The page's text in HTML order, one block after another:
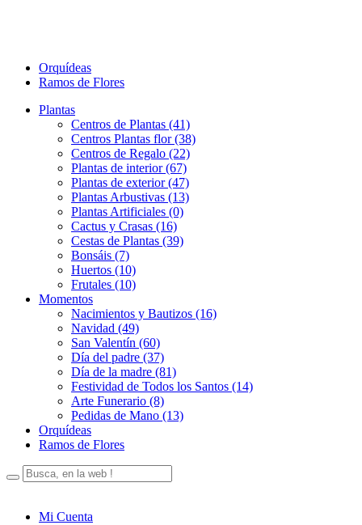
Orquídeas
Ramos de Flores
Plantas
Centros de Plantas (41)
Centros Plantas flor (38)
Centros de Regalo (22)
Plantas de interior (67)
Plantas de exterior (47)
Plantas Arbustivas (13)
Plantas Artificiales (0)
Cactus y Crasas (16)
Cestas de Plantas (39)
Bonsáis (7)
Huertos (10)
Frutales (10)
Momentos
Nacimientos y Bautizos (16)
Navidad (49)
San Valentín (60)
Día del padre (37)
Día de la madre (81)
Festividad de Todos los Santos (14)
Arte Funerario (8)
Pedidas de Mano (13)
Orquídeas
Ramos de Flores
Mi Cuenta